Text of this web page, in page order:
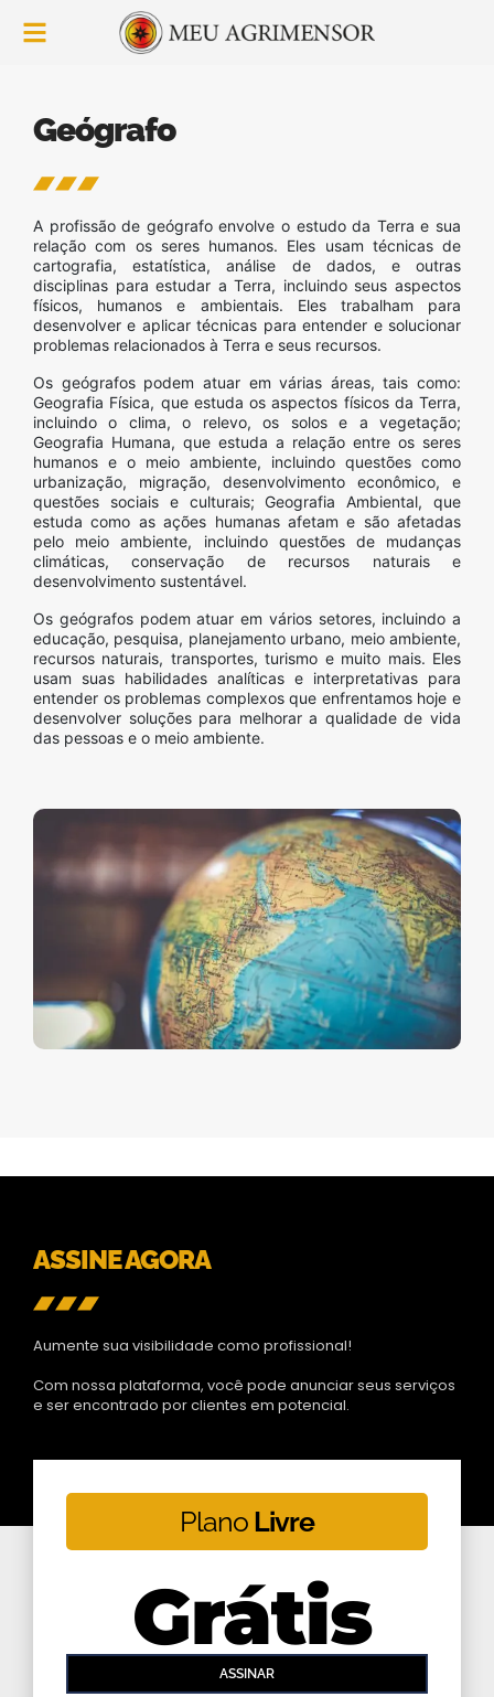
Geógrafo
A profissão de geógrafo envolve o estudo da Terra e sua
relação com os seres humanos. Eles usam técnicas de
cartografia, estatística, análise de dados, e outras
disciplinas para estudar a Terra, incluindo seus aspectos
físicos, humanos e ambientais. Eles trabalham para
desenvolver e aplicar técnicas para entender e solucionar
problemas relacionados à Terra e seus recursos.
Os geógrafos podem atuar em várias áreas, tais como:
Geografia Física, que estuda os aspectos físicos da Terra,
incluindo o clima, o relevo, os solos e a vegetação;
Geografia Humana, que estuda a relação entre os seres
humanos e o meio ambiente, incluindo questões como
urbanização, migração, desenvolvimento econômico, e
questões sociais e culturais; Geografia Ambiental, que
estuda como as ações humanas afetam e são afetadas
pelo meio ambiente, incluindo questões de mudanças
climáticas, conservação de recursos naturais e
desenvolvimento sustentável.
Os geógrafos podem atuar em vários setores, incluindo a
educação, pesquisa, planejamento urbano, meio ambiente,
recursos naturais, transportes, turismo e muito mais. Eles
usam suas habilidades analíticas e interpretativas para
entender os problemas complexos que enfrentamos hoje e
desenvolver soluções para melhorar a qualidade de vida
das pessoas e o meio ambiente.
ASSINE AGORA
Aumente sua visibilidade como profissional!
Com nossa plataforma, você pode anunciar seus serviços
e ser encontrado por clientes em potencial.
Plano Livre
Grátis
ASSINAR